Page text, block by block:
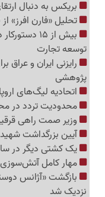
بریکس به دنبال
تحلیل «فارن افرز»
بیش از 15
توسعه تجارت
رایزنی ایران و
پژوهشی
اتحادیه لیگ‌های
محدودیت تردد در
وزیر صمت راهی
آیین بزرگداشت
یک کشتی دیگر در
مهار کامل
بازگشت «آژانس
نزدیک شد